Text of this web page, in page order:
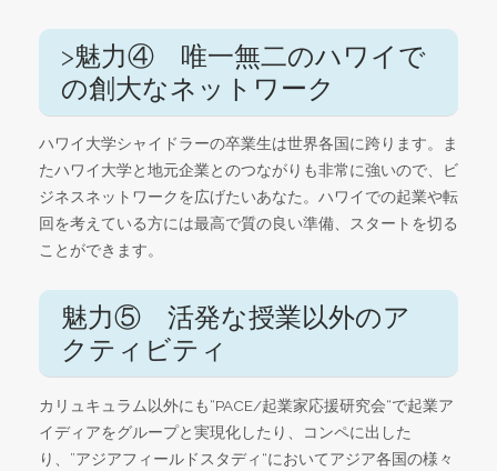
>魅力④ 唯一無二のハワイで
の創大なネットワーク
ハワイ大学シャイドラーの卒業生は世界各国に跨ります。ま
たハワイ大学と地元企業とのつながりも非常に強いので、ビ
ジネスネットワークを広げたいあなた。ハワイでの起業や転
回を考えている方には最高で質の良い準備、スタートを切る
ことができます。
魅力⑤ 活発な授業以外のア
クティビティ
カリュキュラム以外にも“PACE/起業家応援研究会“で起業ア
イディアをグループと実現化したり、コンペに出した
り、”アジアフィールドスタディ“においてアジア各国の様々